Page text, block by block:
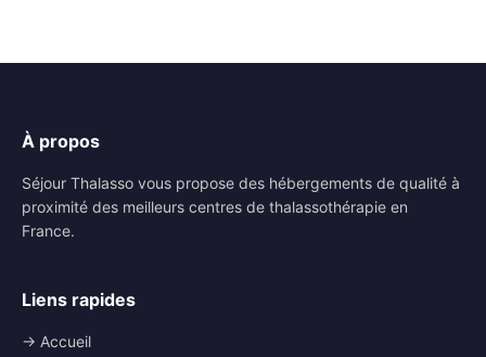
À propos
Séjour Thalasso vous propose des hébergements de qualité à
proximité des meilleurs centres de thalassothérapie en
France.
Liens rapides
→ Accueil